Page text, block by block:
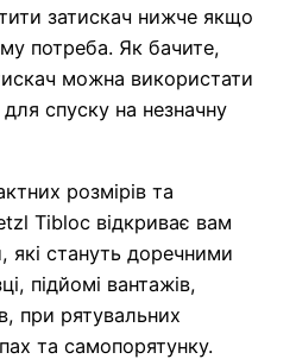
затискач нижче якщо
потреба. Як бачите,
можна використати
спуску на незначну
розмірів та
Tibloc відкриває вам
стануть доречними
підйомі вантажів,
при рятувальних
та самопорятунку.